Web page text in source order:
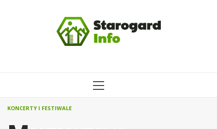
MENU
KONCERTY I FESTIWALE